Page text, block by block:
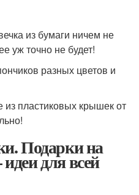
из бумаги ничем не
уж точно не будет!
разных цветов и
пластиковых крышек от
Подарки на
для всей